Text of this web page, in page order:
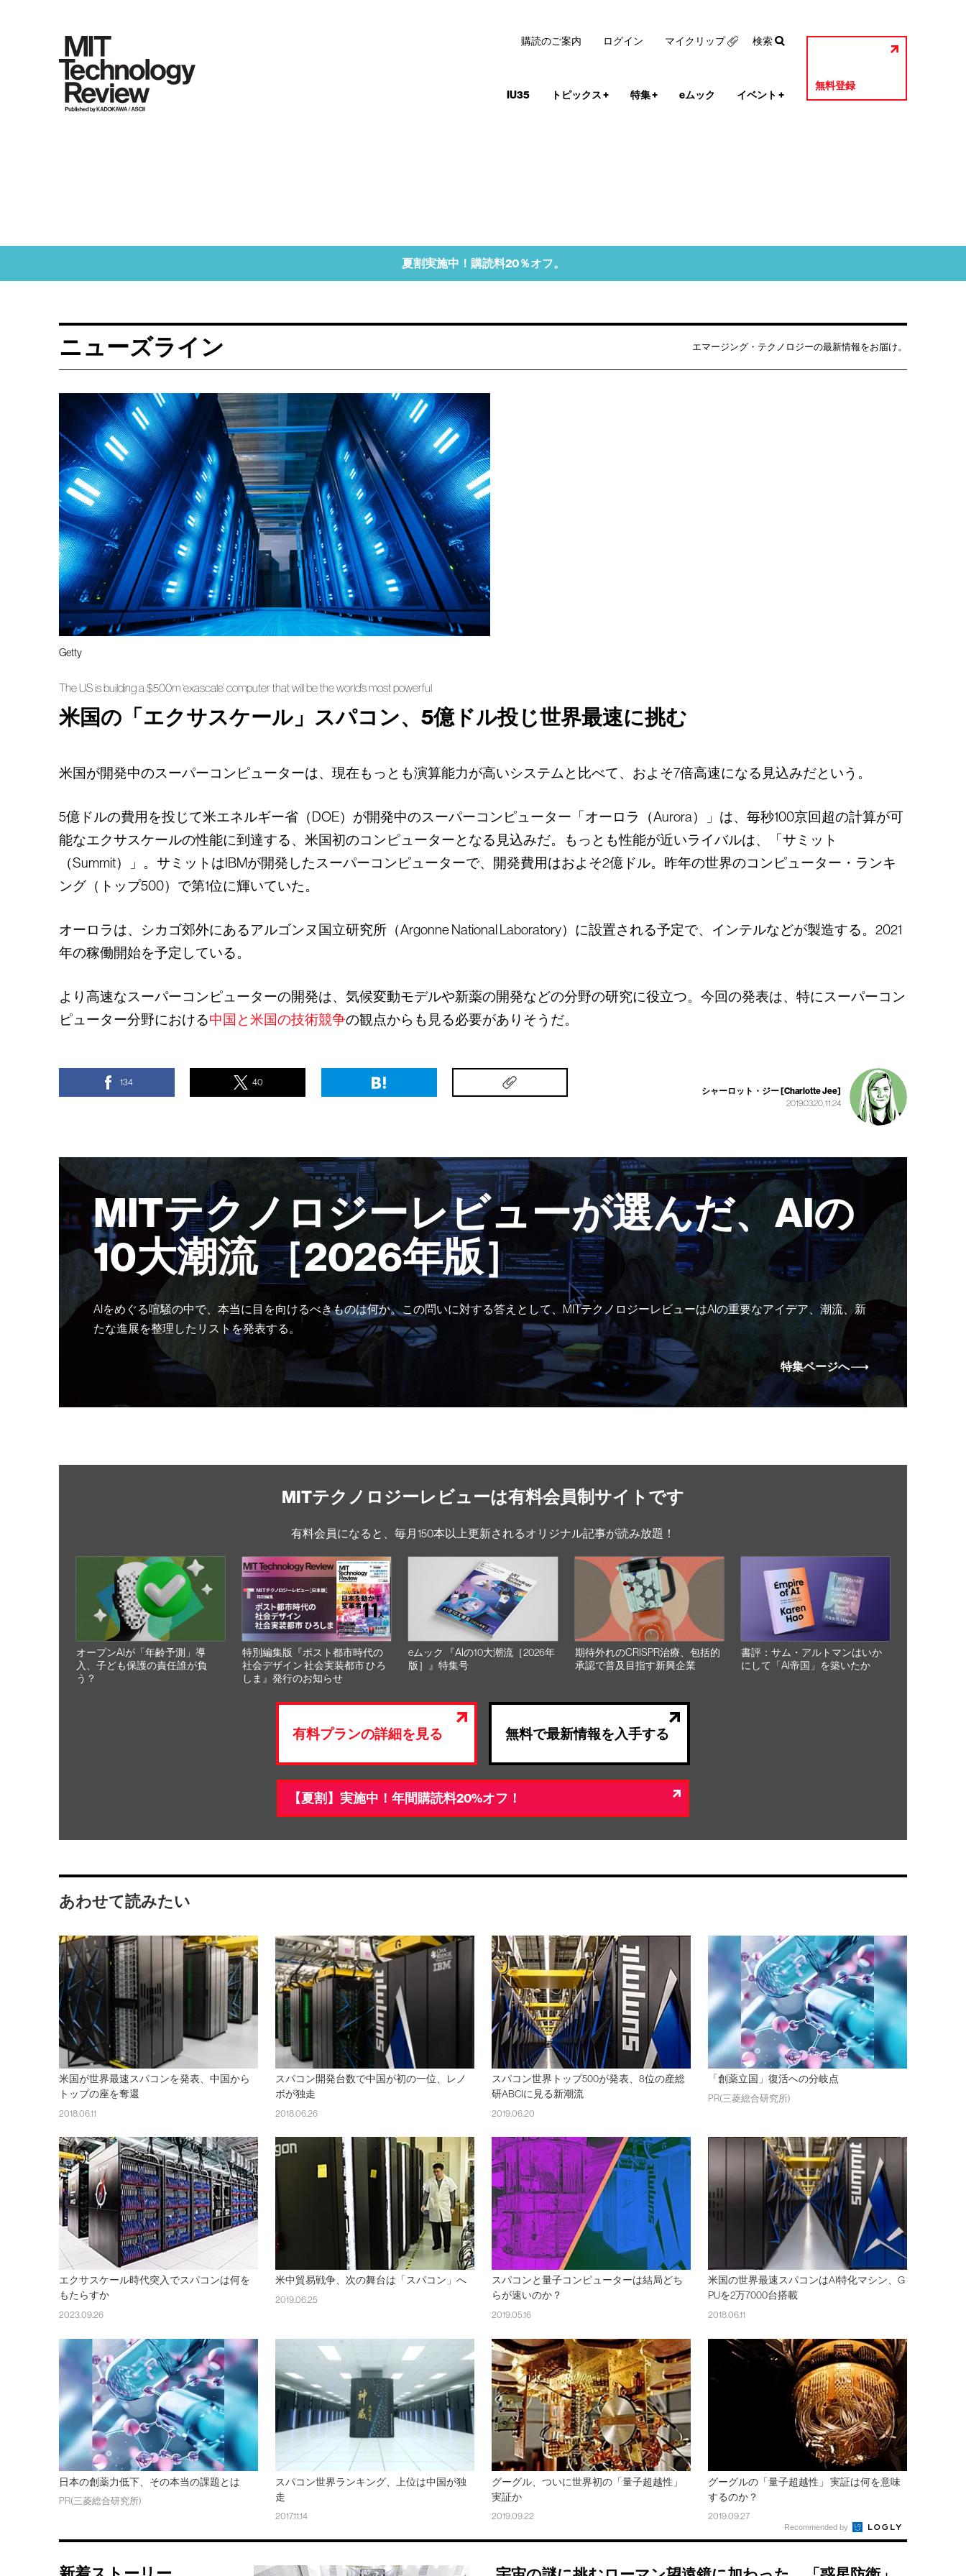
IU35 トピックス+ 特集+ eムック イベント +
無料登録
購読のご案内 ログイン マイクリップ 検索
夏割実施中！購読料20％オフ。
ニューズライン エマージング・テクノロジーの最新情報をお届け。
Getty
The US is building a $500m ‘exascale’ computer that will be the world’s most powerful
米国の「エクサスケール」スパコン、5億ドル投じ世界最速に挑む
米国が開発中のスーパーコンピューターは、現在もっとも演算能力が高いシステムと比べて、およそ7倍高速になる見込みだという。
5億ドルの費用を投じて米エネルギー省（DOE）が開発中のスーパーコンピューター「オーロラ（Aurora）」は、毎秒100京回超の計算が可
能なエクサスケールの性能に到達する、米国初のコンピューターとなる見込みだ。もっとも性能が近いライバルは、「サミット
（Summit）」。サミットはIBMが開発したスーパーコンピューターで、開発費用はおよそ2億ドル。昨年の世界のコンピューター・ランキ
ング（トップ500）で第1位に輝いていた。
オーロラは、シカゴ郊外にあるアルゴンヌ国立研究所（Argonne National Laboratory）に設置される予定で、インテルなどが製造する。2021
年の稼働開始を予定している。
より高速なスーパーコンピューターの開発は、気候変動モデルや新薬の開発などの分野の研究に役立つ。今回の発表は、特にスーパーコン
ピューター分野における中国と米国の技術競争の観点からも見る必要がありそうだ。
134 40
シャーロット・ジー [Charlotte Jee]
2019.03.20, 11:24
MITテクノロジーレビューが選んだ、AIの
10大潮流 ［2026年版］
AIをめぐる喧騒の中で、本当に目を向けるべきものは何か。この問いに対する答えとして、MITテクノロジーレビューはAIの重要なアイデア、潮流、新
たな進展を整理したリストを発表する。
特集ページへ
MITテクノロジーレビューは有料会員制サイトです
有料会員になると、毎月150本以上更新されるオリジナル記事が読み放題！
オープンAIが「年齢予測」導
入、子ども保護の責任誰が負
う？
特別編集版『ポスト都市時代の
社会デザイン 社会実装都市 ひろ
しま』発行のお知らせ
eムック 『AIの10大潮流［2026年
版］』特集号
期待外れのCRISPR治療、包括的
承認で普及目指す新興企業
書評：サム・アルトマンはいか
にして「AI帝国」を築いたか
有料プランの詳細を見る 無料で最新情報を入手する
【夏割】実施中！年間購読料20%オフ！
あわせて読みたい
米国が世界最速スパコンを発表、中国から
トップの座を奪還
2018.06.11
スパコン開発台数で中国が初の一位、レノ
ボが独走
2018.06.26
スパコン世界トップ500が発表、8位の産総
研ABCIに見る新潮流
2019.06.20
「創薬立国」復活への分岐点
PR(三菱総合研究所)
エクサスケール時代突入でスパコンは何を
もたらすか
2023.09.26
米中貿易戦争、次の舞台は「スパコン」へ
2019.06.25
スパコンと量子コンピューターは結局どち
らが速いのか？
2019.05.16
米国の世界最速スパコンはAI特化マシン、G
PUを2万7000台搭載
2018.06.11
日本の創薬力低下、その本当の課題とは
PR(三菱総合研究所)
スパコン世界ランキング、上位は中国が独
走
2017.11.14
グーグル、ついに世界初の「量子超越性」
実証か
2019.09.22
グーグルの「量子超越性」 実証は何を意味
するのか？
2019.09.27
Recommended by